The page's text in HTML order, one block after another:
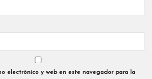
electrónico y web en este navegador para la